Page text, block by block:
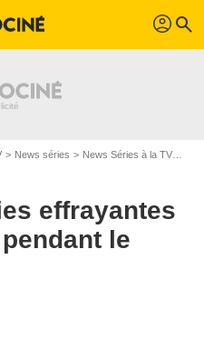
profil search
News séries News Séries à la TV
effrayantes
le